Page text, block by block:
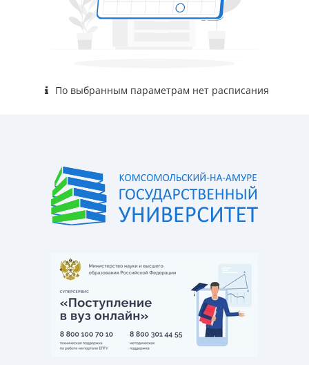
По выбранным параметрам нет расписания